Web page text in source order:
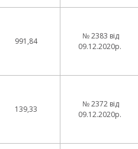
991,84
№ 2383 від
09.12.2020р.
139,33
№ 2372 від
09.12.2020р.